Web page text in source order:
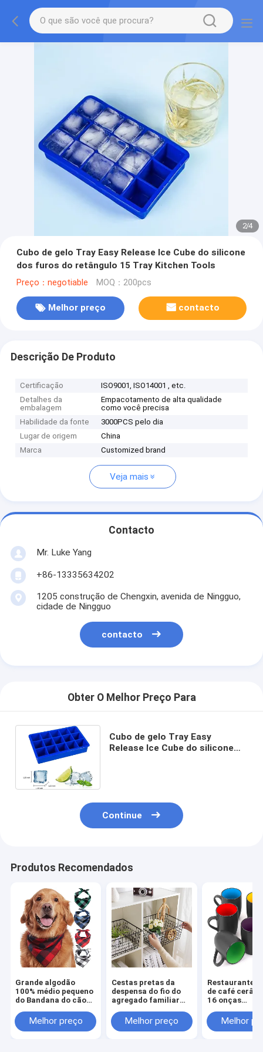
2/4
Cubo de gelo Tray Easy Release Ice Cube do silicone
dos furos do retângulo 15 Tray Kitchen Tools
Preço：negotiable MOQ：200pcs
Melhor preço contacto
Descrição De Produto
Certificação
ISO9001, ISO14001 , etc.
Detalhes da
embalagem
Empacotamento de alta qualidade
como você precisa
Habilidade da fonte
3000PCS pelo dia
Lugar de origem
China
Marca
Customized brand
Veja mais
Contacto
Mr. Luke Yang
+86-13335634202
1205 construção de Chengxin, avenida de Ningguo,
cidade de Ningguo
contacto
Obter O Melhor Preço Para
Cubo de gelo Tray Easy
Release Ice Cube do silicone
Continue
Produtos Recomendados
Grande algodão
100% médio pequeno
do Bandana do cão
dos cachorrinhos
dos cães
Melhor preço
Cestas pretas da
despensa do fio do
agregado familiar
organização
Melhor preço
Restaurante
de café
16 onças
o cappuccino
do café
Melhor